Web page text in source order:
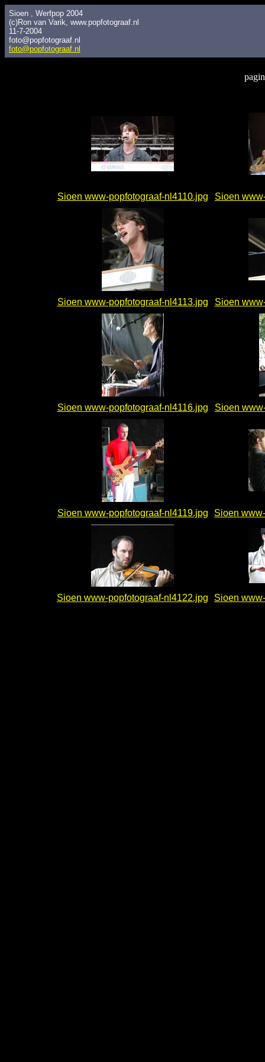
Sioen , Werfpop 2004
(c)Ron van Varik, www.popfotograaf.nl
11-7-2004
foto@popfotograaf.nl
foto@popfotograaf.nl
Sioen www-popfotograaf-nl4110.jpg Sioen
Sioen www-popfotograaf-nl4113.jpg Sioen
Sioen www-popfotograaf-nl4116.jpg Sioen
Sioen www-popfotograaf-nl4119.jpg Sioen
Sioen www-popfotograaf-nl4122.jpg Sioen